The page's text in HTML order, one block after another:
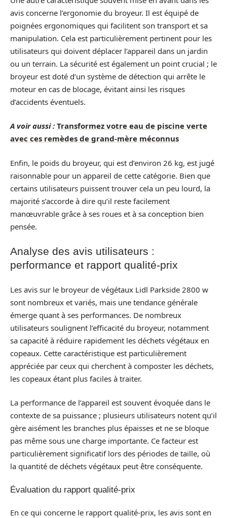
avis concerne l’ergonomie du broyeur. Il est équipé de
poignées ergonomiques qui facilitent son transport et sa
manipulation. Cela est particulièrement pertinent pour les
utilisateurs qui doivent déplacer l’appareil dans un jardin
ou un terrain. La sécurité est également un point crucial ; le
broyeur est doté d’un système de détection qui arrête le
moteur en cas de blocage, évitant ainsi les risques
d’accidents éventuels.
A voir aussi : Transformez votre eau de piscine verte
avec ces remèdes de grand-mère méconnus
Enfin, le poids du broyeur, qui est d’environ 26 kg, est jugé
raisonnable pour un appareil de cette catégorie. Bien que
certains utilisateurs puissent trouver cela un peu lourd, la
majorité s’accorde à dire qu’il reste facilement
manœuvrable grâce à ses roues et à sa conception bien
pensée.
Analyse des avis utilisateurs :
performance et rapport qualité-prix
Les avis sur le broyeur de végétaux Lidl Parkside 2800 w
sont nombreux et variés, mais une tendance générale
émerge quant à ses performances. De nombreux
utilisateurs soulignent l’efficacité du broyeur, notamment
sa capacité à réduire rapidement les déchets végétaux en
copeaux. Cette caractéristique est particulièrement
appréciée par ceux qui cherchent à composter les déchets,
les copeaux étant plus faciles à traiter.
La performance de l’appareil est souvent évoquée dans le
contexte de sa puissance ; plusieurs utilisateurs notent qu’il
gère aisément les branches plus épaisses et ne se bloque
pas même sous une charge importante. Ce facteur est
particulièrement significatif lors des périodes de taille, où
la quantité de déchets végétaux peut être conséquente.
Évaluation du rapport qualité-prix
En ce qui concerne le rapport qualité-prix, les avis sont en